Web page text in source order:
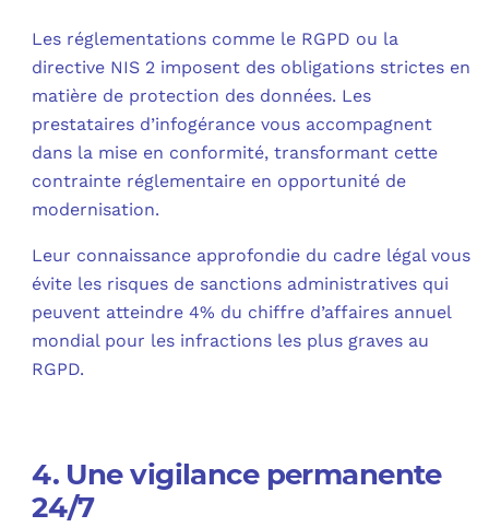
Les réglementations comme le RGPD ou la
directive NIS 2 imposent des obligations strictes en
matière de protection des données. Les
prestataires d’infogérance vous accompagnent
dans la mise en conformité, transformant cette
contrainte réglementaire en opportunité de
modernisation.
Leur connaissance approfondie du cadre légal vous
évite les risques de sanctions administratives qui
peuvent atteindre 4% du chiffre d’affaires annuel
mondial pour les infractions les plus graves au
RGPD.
4. Une vigilance permanente
24/7